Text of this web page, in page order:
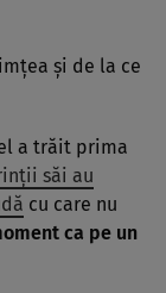
și de la ce
a trăit prima
săi au
cu care nu
ca pe un